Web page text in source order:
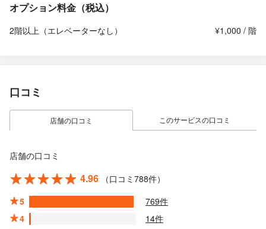
オプション料金（税込）
2階以上（エレベーターなし） ¥1,000 / 階
口コミ
店舗の口コミ このサービスの口コミ
店舗の口コミ
4.96
（口コミ788件）
5
769件
4
14件